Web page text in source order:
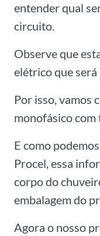
entender qual
circuito.
Observe que
elétrico que
Por isso, vamos
monofásico
E como
Procel, essa
corpo do
embalagem do
Agora o nosso